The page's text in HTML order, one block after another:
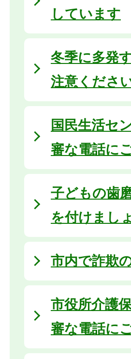
しています
冬季に多発
注意くださ
国民生活セ
審な電話に
子どもの歯
を付けまし
市内で詐欺
市役所介護
審な電話に